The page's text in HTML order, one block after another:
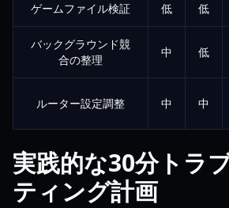
ゲームファイル検証 低 低
バックグラウンド競
合の整理
中 低
ルーター設定調整 中 中
実践的な30分トラ
ティング計画